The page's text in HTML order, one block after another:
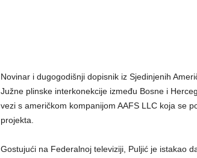
Novinar i dugogodišnji dopisnik iz Sjedinjenih
Južne plinske interkonekcije između Bosne i
vezi s američkom kompanijom AAFS LLC koja se
projekta.
Gostujući na Federalnoj televiziji, Puljić je istakao